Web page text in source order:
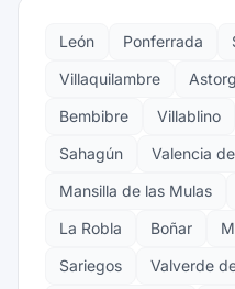
León Ponferrada
Villaquilambre
Bembibre
Villablino
Sahagún
Valencia
Mansilla de las Mulas
La Robla
Boñar
Sariegos
Valverde